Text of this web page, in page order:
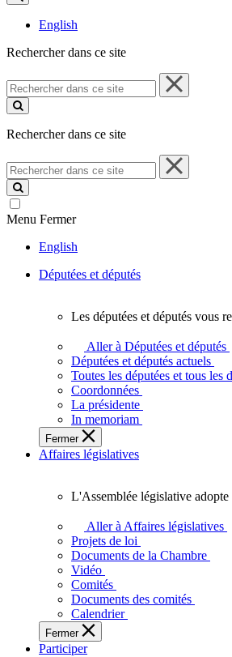
English
Rechercher dans ce site
Rechercher
dans
ce
Rechercher dans ce site
Rechercher
dans
ce
site
Menu Fermer
English
Députées et députés
députées
députés
vous
représentent
sein
de
l'Assemblée
l'Ontario.
Les députées et députés vous
Aller à Députées et députés
Députées et députés actuels
Toutes les députées et tous les
Coordonnées
La présidente
In memoriam
Fermer
Affaires législatives
législative
adopte
touchent
vie
des
Ontariennes
L'Assemblée législative
Aller à Affaires législatives
Projets de loi
Documents de la Chambre
Vidéo
Comités
Documents des comités
Calendrier
Fermer
Participer